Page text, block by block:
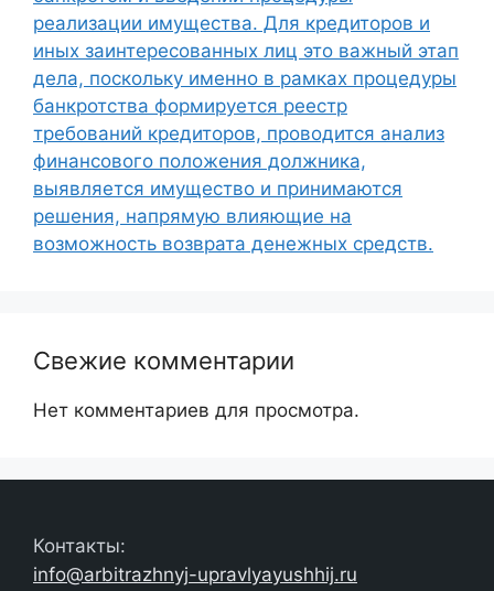
реализации имущества. Для кредиторов и
иных заинтересованных лиц это важный этап
дела, поскольку именно в рамках процедуры
банкротства формируется реестр
требований кредиторов, проводится анализ
финансового положения должника,
выявляется имущество и принимаются
решения, напрямую влияющие на
возможность возврата денежных средств.
Свежие комментарии
Нет комментариев для просмотра.
Контакты:
info@arbitrazhnyj-upravlyayushhij.ru